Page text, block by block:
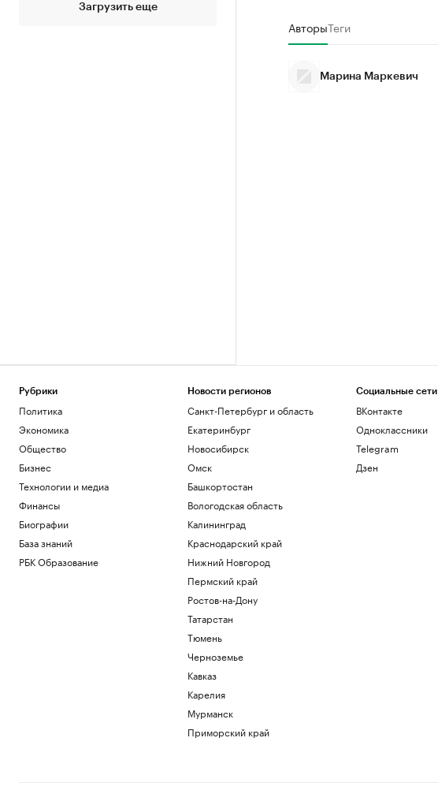
Загрузить еще
АвторыТеги
Марина Маркевич
Рубрики
Политика
Экономика
Общество
Бизнес
Технологии и медиа
Финансы
Биографии
База знаний
РБК Образование
Новости регионов
Санкт-Петербург и область
Екатеринбург
Новосибирск
Омск
Башкортостан
Вологодская область
Калининград
Краснодарский край
Нижний Новгород
Пермский край
Ростов-на-Дону
Татарстан
Тюмень
Черноземье
Кавказ
Карелия
Мурманск
Приморский край
Социальные сети
ВКонтакте
Одноклассники
Telegram
Дзен